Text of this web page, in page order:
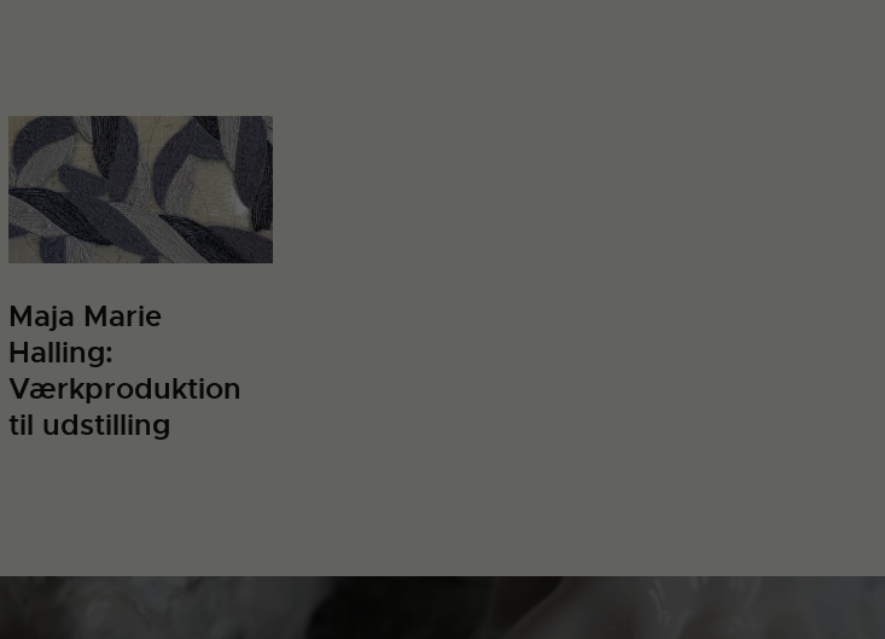
Maja Marie
Halling:
Værkproduktion
til udstilling